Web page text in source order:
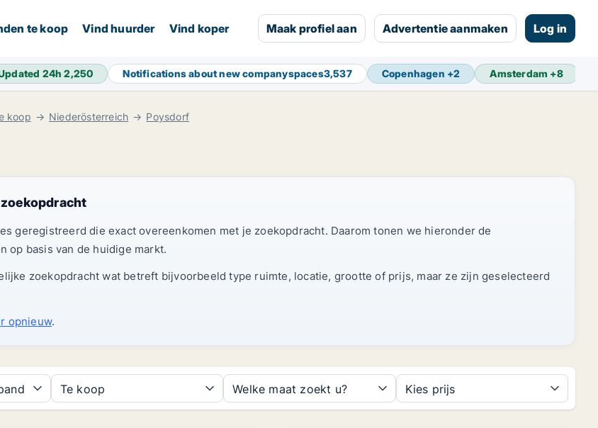
te koop Vind huurder Vind koper Maak profiel aan Advertentie aanmaken Log in
24h2,250 Notifications about new companyspaces3,537 Copenhagen +2 Amsterdam +8
koop Niederösterreich Poysdorf
geregistreerd die exact overeenkomen met je zoekopdracht. Daarom tonen we hieronder de
op basis van de huidige markt.
zoekopdracht wat betreft bijvoorbeeld type ruimte, locatie, grootte of prijs, maar ze zijn geselecteerd
opnieuw.
Te koop Welke maat zoekt u? Kies prijs